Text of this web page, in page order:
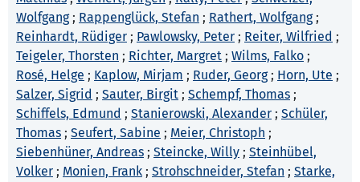
Wolfgang; Rappenglück, Stefan ; Rathert, Wolfgang;
Reinhardt, Rüdiger ; Pawlowsky, Peter ; Reiter, Wilfried ;
Teigeler, Thorsten ; Richter, Margret ; Wilms, Falko ;
Rosé, Helge ; Kaplow, Mirjam ; Ruder, Georg; Horn, Ute ;
Salzer, Sigrid ; Sauter, Birgit ; Schempf, Thomas ;
Schiffels, Edmund ; Stanierowski, Alexander ; Schüler,
Thomas ; Seufert, Sabine ; Meier, Christoph ;
Siebenhüner, Andreas ; Steincke, Willy ; Steinhübel,
Volker ; Monien, Frank ; Strohschneider, Stefan ; Starke,